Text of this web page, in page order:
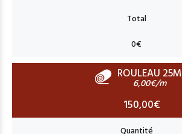
ROULEAU 25M
6,00€/m
150,00€